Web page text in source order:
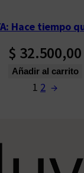
Hace tiempo
$ 32.500,00
Añadir al carrito
1 2 →